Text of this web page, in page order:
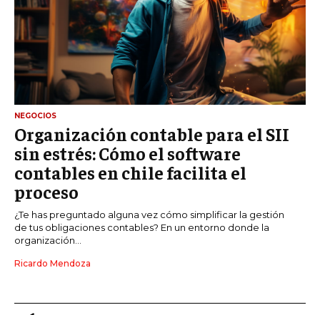
NEGOCIOS
Organización contable para el SII
sin estrés: Cómo el software
contables en chile facilita el
proceso
¿Te has preguntado alguna vez cómo simplificar la gestión
de tus obligaciones contables? En un entorno donde la
organización...
Ricardo Mendoza